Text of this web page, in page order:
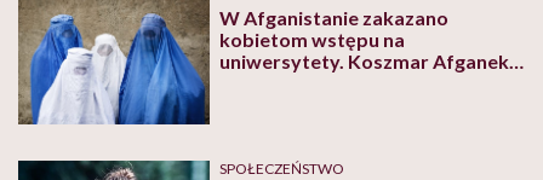
W Afganistanie zakazano
kobietom wstępu na
uniwersytety. Koszmar Afganek
SPOŁECZEŃSTWO